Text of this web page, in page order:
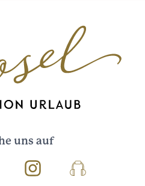
uns auf
InstagramPodcast